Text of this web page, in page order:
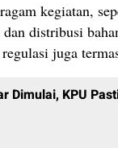
kegiatan,
distribusi
juga
Dimulai, KPU